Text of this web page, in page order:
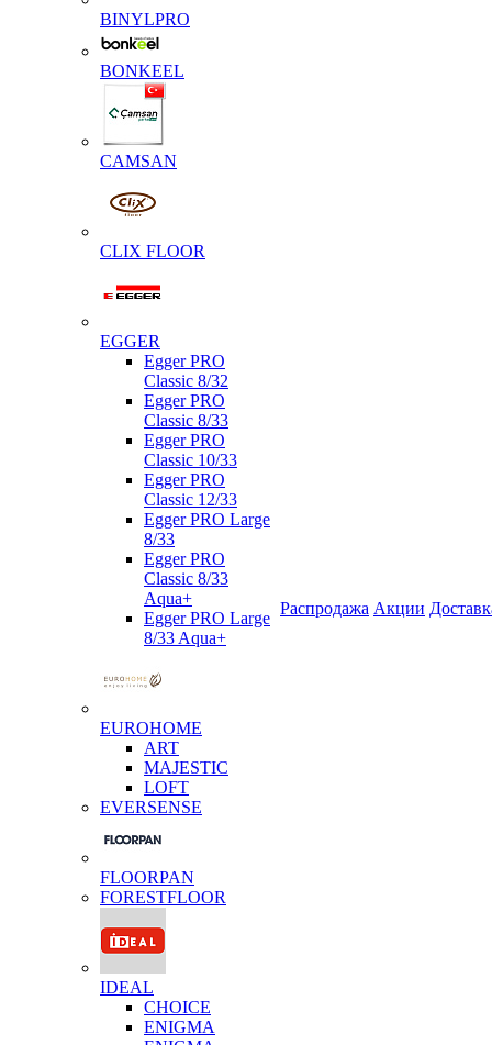
BINYLPRO
BONKEEL
CAMSAN
CLIX FLOOR
EGGER
Egger PRO
Classic 8/32
Egger PRO
Classic 8/33
Egger PRO
Classic 10/33
Egger PRO
Classic 12/33
Egger PRO Large
8/33
Egger PRO
Classic 8/33
Aqua+
Egger PRO Large
8/33 Aqua+
EUROHOME
ART
MAJESTIC
LOFT
EVERSENSE
FLOORPAN
FORESTFLOOR
IDEAL
CHOICE
ENIGMA
Распродажа Акции